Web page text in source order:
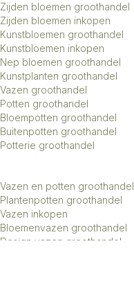
Zijden bloemen groothandel
Zijden bloemen inkopen
Kunstbloemen groothandel
Kunstbloemen inkopen
Nep bloemen groothandel
Kunstplanten groothandel
Vazen groothandel
Potten groothandel
Bloempotten groothandel
Buitenpotten groothandel
Potterie groothandel
Vazen en potten groothandel
Plantenpotten groothandel
Vazen inkopen
Bloemenvazen groothandel
Design vazen groothandel